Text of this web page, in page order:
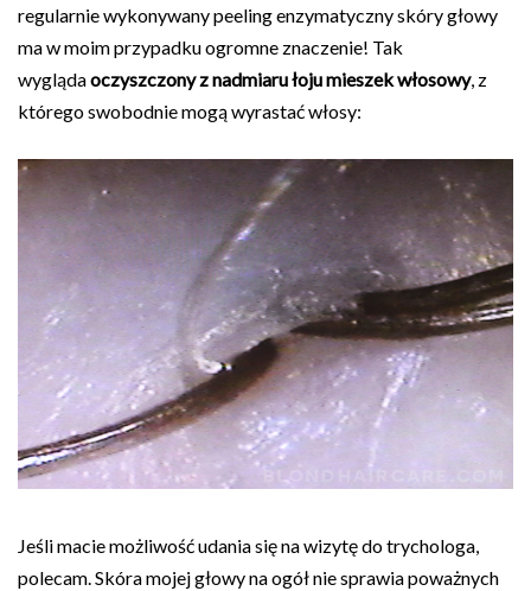
regularnie wykonywany peeling enzymatyczny skóry głowy
ma w moim przypadku ogromne znaczenie! Tak
wyglądaoczyszczony z nadmiaru łoju mieszek włosowy, z
którego swobodnie mogą wyrastać włosy:
Jeśli macie możliwość udania się na wizytę do trychologa,
polecam. Skóra mojej głowy na ogół nie sprawia poważnych